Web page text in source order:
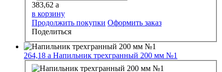
383,62 a
в корзину
Продолжить покупки Оформить заказ
Поделиться
264,18 a Напильник трехгранный 200 мм №1